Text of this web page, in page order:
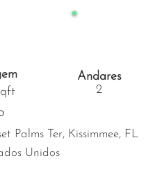
Andares
2
Palms Ter, Kissimmee, FL
Unidos